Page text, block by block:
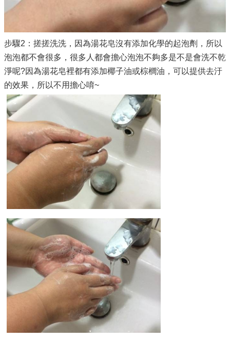
步驟2：搓搓洗洗，因為湯花皂沒有添加化學的起泡劑，所以
泡泡都不會很多，很多人都會擔心泡泡不夠多是不是會洗不乾
淨呢?因為湯花皂裡都有添加椰子油或棕櫚油，可以提供去汙
的效果，所以不用擔心唷~